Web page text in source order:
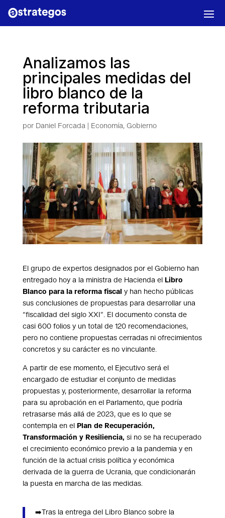
Analizamos las
principales medidas del
libro blanco de la
reforma tributaria
por Daniel Forcada| Economía, Gobierno
El grupo de expertos designados por el Gobierno han
entregado hoy a la ministra de Hacienda el Libro
Blanco para la reforma fiscal y han hecho públicas
sus conclusiones de propuestas para desarrollar una
“fiscalidad del siglo XXI”. El documento consta de
casi 600 folios y un total de 120 recomendaciones,
pero no contiene propuestas cerradas ni ofrecimientos
concretos y su carácter es no vinculante.
A partir de ese momento, el Ejecutivo será el
encargado de estudiar el conjunto de medidas
propuestas y, posteriormente, desarrollar la reforma
para su aprobación en el Parlamento, que podría
retrasarse más allá de 2023, que es lo que se
contempla en el Plan de Recuperación,
Transformación y Resiliencia, si no se ha recuperado
el crecimiento económico previo a la pandemia y en
función de la actual crisis política y económica
derivada de la guerra de Ucrania, que condicionarán
la puesta en marcha de las medidas.
➡️Tras la entrega del Libro Blanco sobre la